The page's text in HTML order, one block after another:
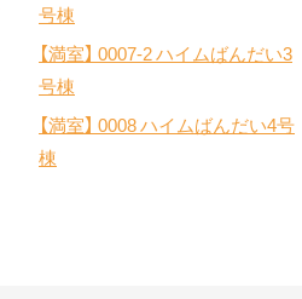
号棟
【満室】 0007-2 ハイムばんだい3
号棟
【満室】 0008 ハイムばんだい4号
棟